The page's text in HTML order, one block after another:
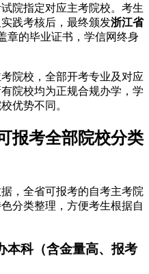
院指定对应主考院校。考生
践考核后，最终颁发浙江省
章的毕业证书，学信网终身
院校，全部开考专业及对应
院校均为正规合规办学，学
优势不同。
报考全部院校分类
，全省可报考的自考主考院
分类整理，方便考生根据自
本科（含金量高、报考